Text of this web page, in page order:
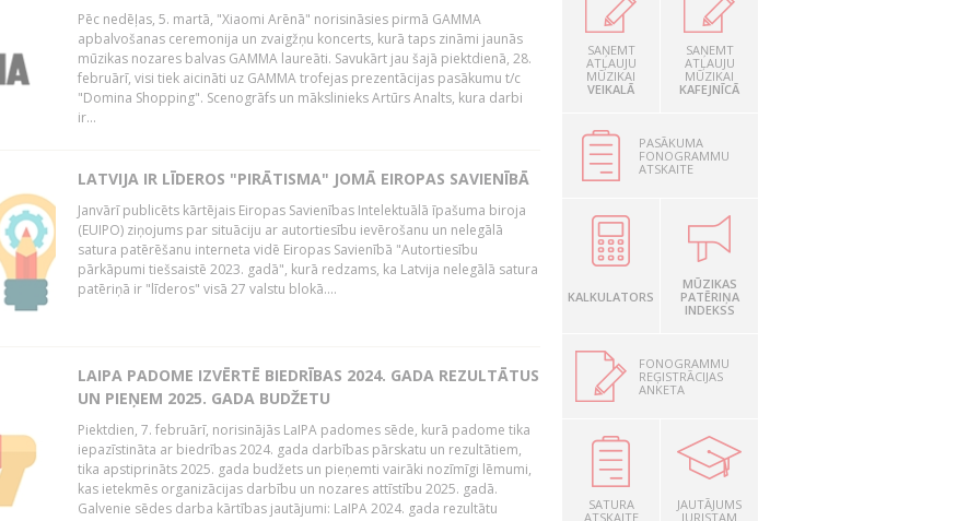
Pēc nedēļas, 5. martā, "Xiaomi Arēnā" norisināsies pirmā GAMMA
apbalvošanas ceremonija un zvaigžņu koncerts, kurā taps zināmi jaunās
mūzikas nozares balvas GAMMA laureāti. Savukārt jau šajā piektdienā, 28.
februārī, visi tiek aicināti uz GAMMA trofejas prezentācijas pasākumu t/c
"Domina Shopping". Scenogrāfs un mākslinieks Artūrs Analts, kura darbi
ir...
LATVIJA IR LĪDEROS "PIRĀTISMA" JOMĀ EIROPAS SAVIENĪBĀ
Janvārī publicēts kārtējais Eiropas Savienības Intelektuālā īpašuma biroja
(EUIPO) ziņojums par situāciju ar autortiesību ievērošanu un nelegālā
satura patērēšanu interneta vidē Eiropas Savienībā "Autortiesību
pārkāpumi tiešsaistē 2023. gadā", kurā redzams, ka Latvija nelegālā satura
patēriņā ir "līderos" visā 27 valstu blokā....
LAIPA PADOME IZVĒRTĒ BIEDRĪBAS 2024. GADA REZULTĀTUS
UN PIEŅEM 2025. GADA BUDŽETU
Piektdien, 7. februārī, norisinājās LaIPA padomes sēde, kurā padome tika
iepazīstināta ar biedrības 2024. gada darbības pārskatu un rezultātiem,
tika apstiprināts 2025. gada budžets un pieņemti vairāki nozīmīgi lēmumi,
kas ietekmēs organizācijas darbību un nozares attīstību 2025. gadā.
Galvenie sēdes darba kārtības jautājumi: LaIPA 2024. gada rezultātu
SAŅEMT
ATĻAUJU
MŪZIKAI
VEIKALĀ
SAŅEMT
ATĻAUJU
MŪZIKAI
KAFEJNĪCĀ
PASĀKUMA
FONOGRAMMU
ATSKAITE
KALKULATORS
MŪZIKAS
PATĒRIŅA
INDEKSS
FONOGRAMMU
REĢISTRĀCIJAS
ANKETA
SATURA
ATSKAITE
JAUTĀJUMS
JURISTAM